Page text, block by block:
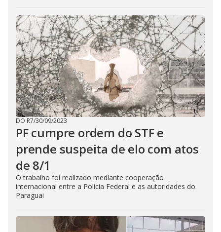
DO R7/30/09/2023
PF cumpre ordem do STF e
prende suspeita de elo com atos
de 8/1
O trabalho foi realizado mediante cooperação
internacional entre a Polícia Federal e as autoridades do
Paraguai